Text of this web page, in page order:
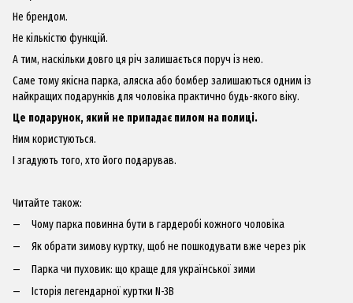
Не брендом.
Не кількістю функцій.
А тим, наскільки довго ця річ залишається поруч із нею.
Саме тому якісна парка, аляска або бомбер залишаються одним із
найкращих подарунків для чоловіка практично будь-якого віку.
Це подарунок, який не припадає пилом на полиці.
Ним користуються.
І згадують того, хто його подарував.
Читайте також:
Чому парка повинна бути в гардеробі кожного чоловіка
Як обрати зимову куртку, щоб не пошкодувати вже через рік
Парка чи пуховик: що краще для української зими
Історія легендарної куртки N-3B